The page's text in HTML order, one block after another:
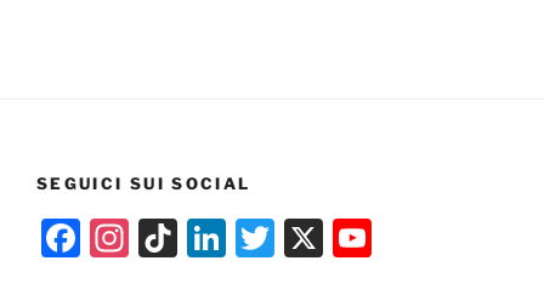
SEGUICI SUI SOCIAL
F
In Ti Li T
X